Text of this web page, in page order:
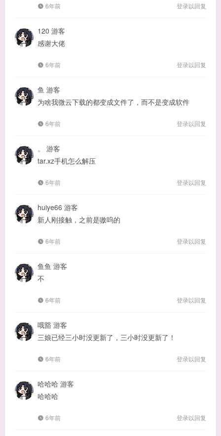
6年前 登录以回复
120 游客
感谢大佬
6年前 登录以回复
鱼 游客
为啥我微云下载的都变成文件了，而不是变成软件
6年前 登录以回复
。 游客
tar.xz手机怎么解压
6年前 登录以回复
huiye66 游客
新人刚接触，之前是嗷呜的
6年前 登录以回复
鱼鱼 游客
不
6年前 登录以回复
哦豁 游客
三娘已经三小时没更新了，三小时没更新了！
6年前 登录以回复
哈哈哈 游客
哈哈哈
6年前 登录以回复